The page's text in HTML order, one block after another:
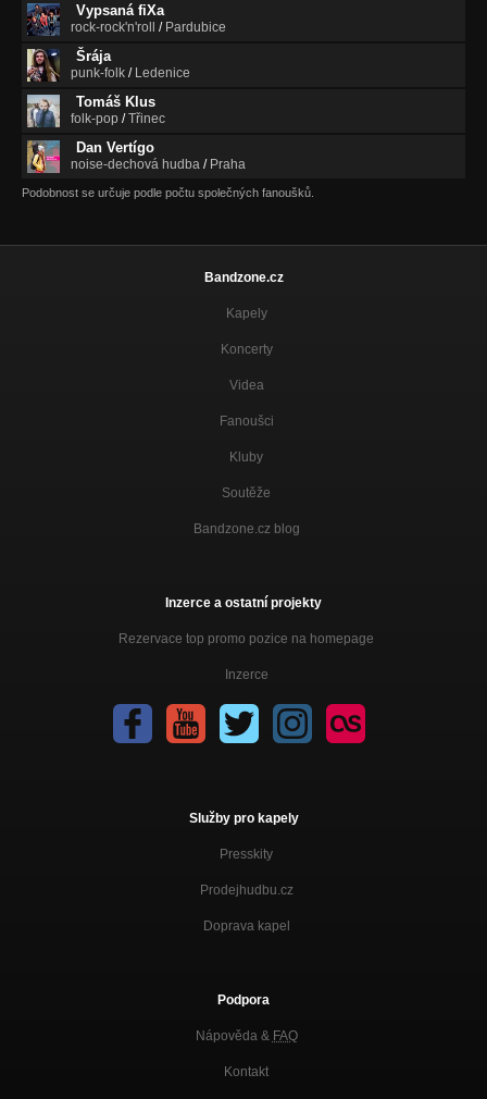
Vypsaná fiXa
rock-rock'n'roll / Pardubice
Šrája
punk-folk / Ledenice
Tomáš Klus
folk-pop /Třinec
Dan Vertígo
noise-dechová hudba / Praha
Podobnost se určuje podle počtu společných fanoušků.
Bandzone.cz
Kapely
Koncerty
Videa
Fanoušci
Kluby
Soutěže
Bandzone.cz blog
Inzerce a ostatní projekty
Rezervace top promo pozice na homepage
Inzerce
Služby pro kapely
Presskity
Prodejhudbu.cz
Doprava kapel
Podpora
Nápověda & FAQ
Kontakt